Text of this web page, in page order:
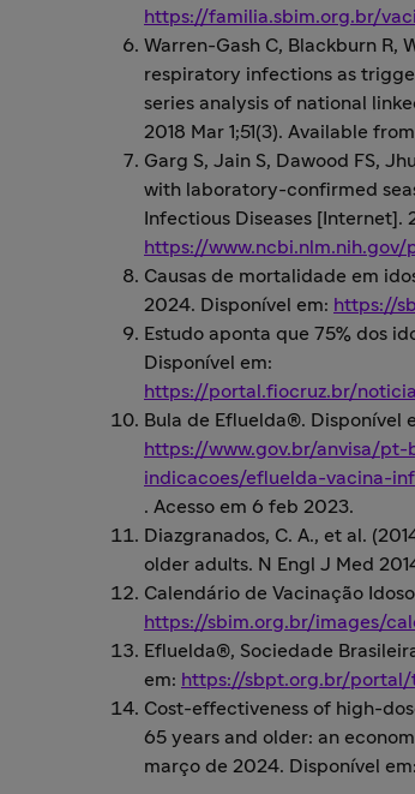
https://familia.sbim.org.br/
Warren-Gash C, Blackburn R,
respiratory infections as
series analysis of national
2018 Mar 1;51(3). Available
Garg S, Jain S, Dawood FS,
with laboratory-confirmed
Infectious Diseases [Internet].
https://
Causas de mortalidade em
2024. Disponível em: https://
Estudo aponta que 75% dos
Disponível em:
https://portal.fiocruz.br/
Bula de Efluelda®. Disponível
https://www.gov.br/anvisa/
indicacoes/efluelda-vacina-
. Acesso em 6 feb 2023.
Diazgranados, C. A., et al.
older adults. N Engl J Med
Calendário de Vacinação
https://sbim.org.br/images/
Efluelda®, Sociedade
em: https://sbpt.org.br/
Cost-effectiveness of high-
65 years and older: an
março de 2024. Disponível em: